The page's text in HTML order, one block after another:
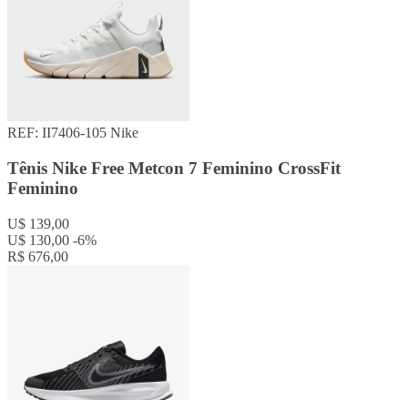
REF: II7406-105 Nike
Tênis Nike Free Metcon 7 Feminino CrossFit
Feminino
U$ 139,00
U$ 130,00 -6%
R$ 676,00